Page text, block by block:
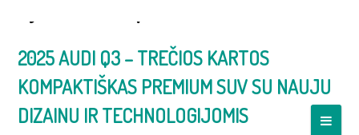
2025 AUDI Q3 – TREČIOS KARTOS
KOMPAKTIŠKAS PREMIUM SUV SU NAUJU
DIZAINU IR TECHNOLOGIJOMIS